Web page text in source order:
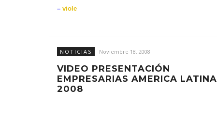
– viole
NOTICIAS Noviembre 18, 2008
VIDEO PRESENTACIÓN
EMPRESARIAS AMERICA LATINA
2008